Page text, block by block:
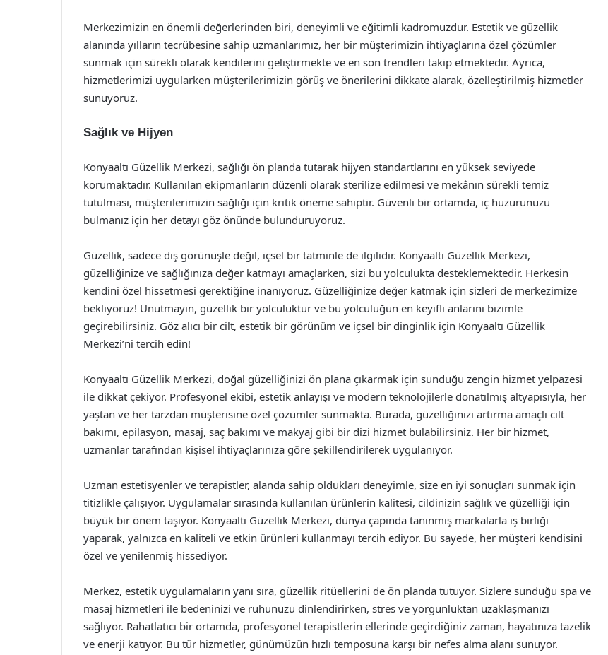
Merkezimizin en önemli değerlerinden biri, deneyimli ve eğitimli kadromuzdur. Estetik ve güzellik
alanında yılların tecrübesine sahip uzmanlarımız, her bir müşterimizin ihtiyaçlarına özel çözümler
sunmak için sürekli olarak kendilerini geliştirmekte ve en son trendleri takip etmektedir. Ayrıca,
hizmetlerimizi uygularken müşterilerimizin görüş ve önerilerini dikkate alarak, özelleştirilmiş hizmetler
sunuyoruz.
Sağlık ve Hijyen
Konyaaltı Güzellik Merkezi, sağlığı ön planda tutarak hijyen standartlarını en yüksek seviyede
korumaktadır. Kullanılan ekipmanların düzenli olarak sterilize edilmesi ve mekânın sürekli temiz
tutulması, müşterilerimizin sağlığı için kritik öneme sahiptir. Güvenli bir ortamda, iç huzurunuzu
bulmanız için her detayı göz önünde bulunduruyoruz.
Güzellik, sadece dış görünüşle değil, içsel bir tatminle de ilgilidir. Konyaaltı Güzellik Merkezi,
güzelliğinize ve sağlığınıza değer katmayı amaçlarken, sizi bu yolculukta desteklemektedir. Herkesin
kendini özel hissetmesi gerektiğine inanıyoruz. Güzelliğinize değer katmak için sizleri de merkezimize
bekliyoruz! Unutmayın, güzellik bir yolculuktur ve bu yolculuğun en keyifli anlarını bizimle
geçirebilirsiniz. Göz alıcı bir cilt, estetik bir görünüm ve içsel bir dinginlik için Konyaaltı Güzellik
Merkezi’ni tercih edin!
Konyaaltı Güzellik Merkezi, doğal güzelliğinizi ön plana çıkarmak için sunduğu zengin hizmet yelpazesi
ile dikkat çekiyor. Profesyonel ekibi, estetik anlayışı ve modern teknolojilerle donatılmış altyapısıyla, her
yaştan ve her tarzdan müşterisine özel çözümler sunmakta. Burada, güzelliğinizi artırma amaçlı cilt
bakımı, epilasyon, masaj, saç bakımı ve makyaj gibi bir dizi hizmet bulabilirsiniz. Her bir hizmet,
uzmanlar tarafından kişisel ihtiyaçlarınıza göre şekillendirilerek uygulanıyor.
Uzman estetisyenler ve terapistler, alanda sahip oldukları deneyimle, size en iyi sonuçları sunmak için
titizlikle çalışıyor. Uygulamalar sırasında kullanılan ürünlerin kalitesi, cildinizin sağlık ve güzelliği için
büyük bir önem taşıyor. Konyaaltı Güzellik Merkezi, dünya çapında tanınmış markalarla iş birliği
yaparak, yalnızca en kaliteli ve etkin ürünleri kullanmayı tercih ediyor. Bu sayede, her müşteri kendisini
özel ve yenilenmiş hissediyor.
Merkez, estetik uygulamaların yanı sıra, güzellik ritüellerini de ön planda tutuyor. Sizlere sunduğu spa ve
masaj hizmetleri ile bedeninizi ve ruhunuzu dinlendirirken, stres ve yorgunluktan uzaklaşmanızı
sağlıyor. Rahatlatıcı bir ortamda, profesyonel terapistlerin ellerinde geçirdiğiniz zaman, hayatınıza tazelik
ve enerji katıyor. Bu tür hizmetler, günümüzün hızlı temposuna karşı bir nefes alma alanı sunuyor.